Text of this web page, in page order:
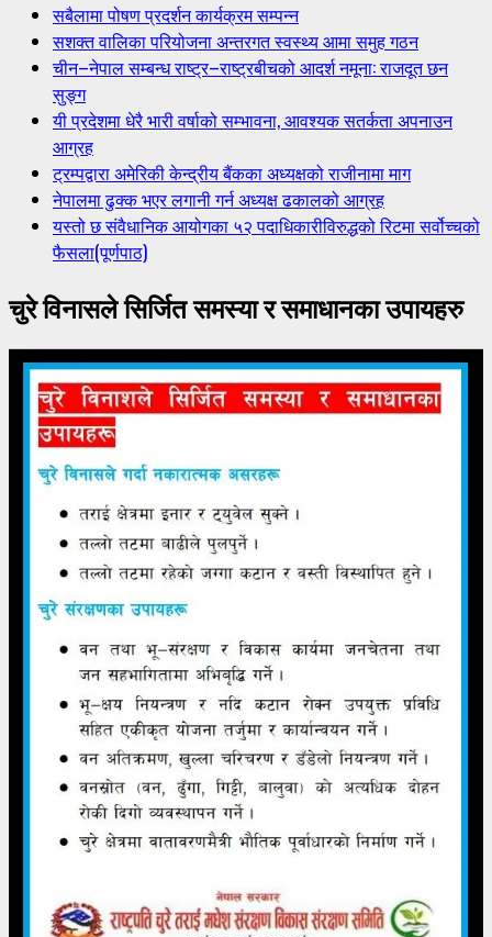
सबैलामा पोषण प्रदर्शन कार्यक्रम सम्पन्न
सशक्त वालिका परियोजना अन्तरगत स्वस्थ्य आमा समुह गठन
चीन–नेपाल सम्बन्ध राष्ट्र–राष्ट्रबीचको आदर्श नमूना: राजदूत छन
सुङ्ग
यी प्रदेशमा धेरै भारी वर्षाको सम्भावना, आवश्यक सतर्कता अपनाउन
आग्रह
ट्रम्पद्वारा अमेरिकी केन्द्रीय बैंकका अध्यक्षको राजीनामा माग
नेपालमा ढुक्क भएर लगानी गर्न अध्यक्ष ढकालको आग्रह
यस्तो छ संवैधानिक आयोगका ५२ पदाधिकारीविरुद्धको रिटमा सर्वोच्चको
फैसला(पूर्णपाठ)
चुरे विनासले सिर्जित समस्या र समाधानका उपायहरु